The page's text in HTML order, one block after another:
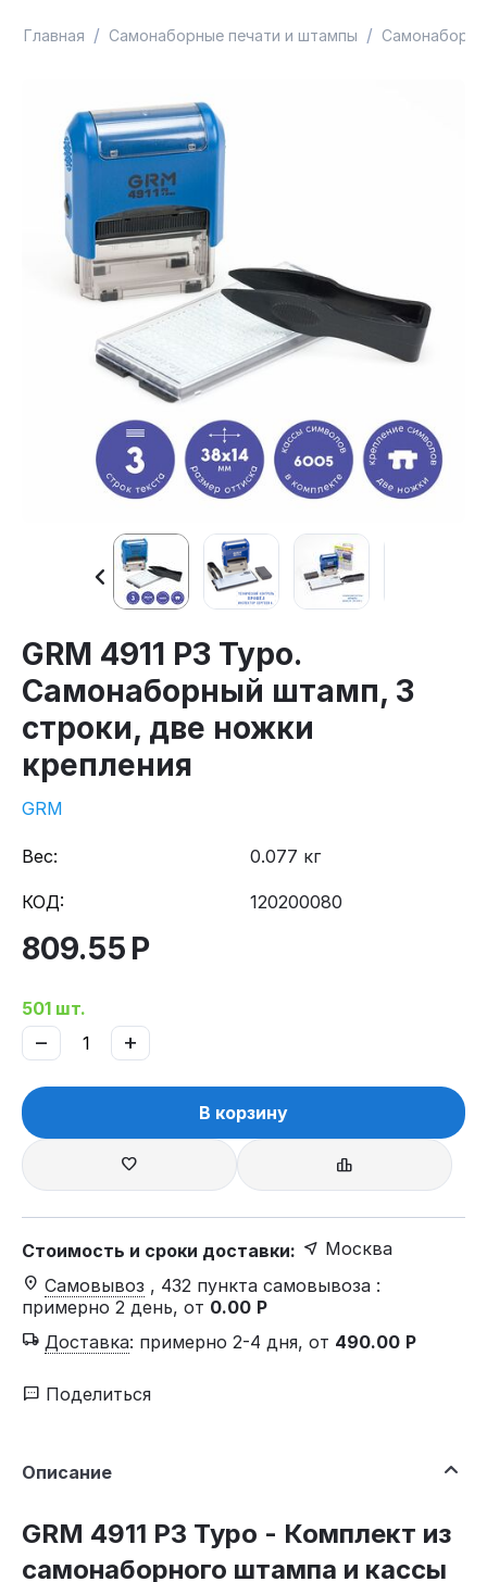
Главная / Самонаборные печати и штампы /
GRM 4911 P3 Typo.
Самонаборный штамп, 3
строки, две ножки
крепления
GRM
Вес: 0.077 кг
КОД: 120200080
809.55 Р
501 шт.
+
−
В корзину
Стоимость и сроки доставки:
Москва
Самовывоз , 432 пункта самовывоза :
примерно 2 день, от 0.00 Р
Доставка: примерно 2-4 дня, от 490.00 Р
Поделиться
Описание
GRM 4911 P3 Typo - Комплект из
самонаборного штампа и кассы